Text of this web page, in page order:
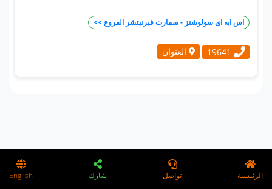
اس ايه اى سولوشنز - سمارت فيرنيتشر الفروع >>
العنوان
الرئيسية تواصل شارك English